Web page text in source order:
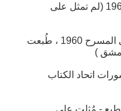
3- العصفور الأحدب - مسرحية 1960 (لم تمثل على
4- المهرج - مسرحية ( مُثلت على المسرح 1960 ، طُبعت
اتحاد الكتاب
- مُثلت على